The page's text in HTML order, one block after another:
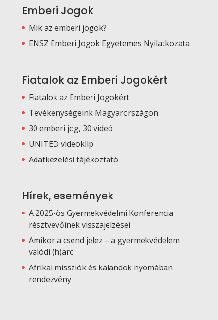
Emberi Jogok
Mik az emberi jogok?
ENSZ Emberi Jogok Egyetemes Nyilatkozata
Fiatalok az Emberi Jogokért
Fiatalok az Emberi Jogokért
Tevékenységeink Magyarországon
30 emberi jog, 30 videó
UNITED videoklip
Adatkezelési tájékoztató
Hírek, események
A 2025-ös Gyermekvédelmi Konferencia
résztvevőinek visszajelzései
Amikor a csend jelez – a gyermekvédelem
valódi (h)arc
Afrikai missziók és kalandok nyomában
rendezvény